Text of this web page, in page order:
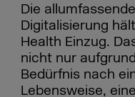
Die
Digitalisierung
Health Einzug.
nicht nur
Bedürfnis nach
Lebensweise,